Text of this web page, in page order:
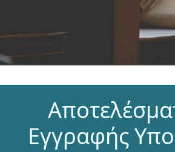
Εγγραφής